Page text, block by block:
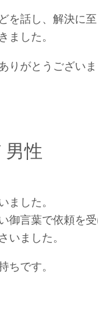
を話し、解決に
ました。
りがとうござい
男性
ました。
御言葉で依頼を
いました。
ちです。